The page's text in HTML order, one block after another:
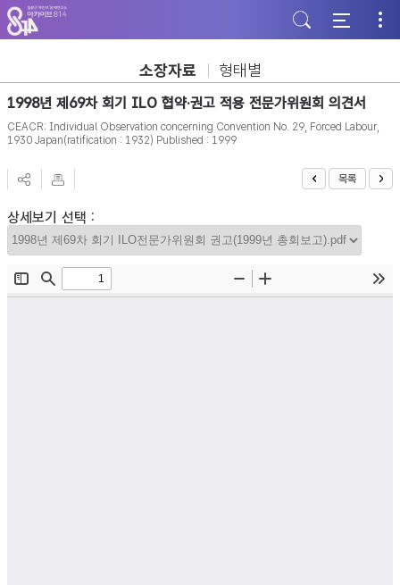
주
메
뉴
가
기
본
문
바
기
하
단
바
기
소장자료 형태별
1998년 제69차 회기 ILO 협약·권고 적용 전문가위원회 의견서
CEACR: Individual Observation concerning Convention No. 29, Forced Labour,
1930 Japan(ratification : 1932) Published : 1999
목록
상세보기 선택 :